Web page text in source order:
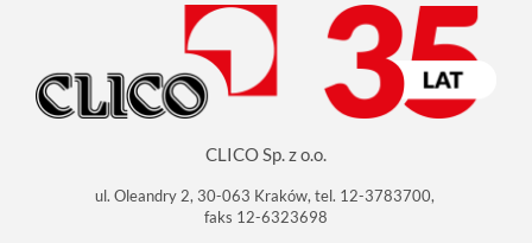
CLICO Sp. z o.o.
ul. Oleandry 2, 30-063 Kraków, tel. 12-3783700,
faks 12-6323698